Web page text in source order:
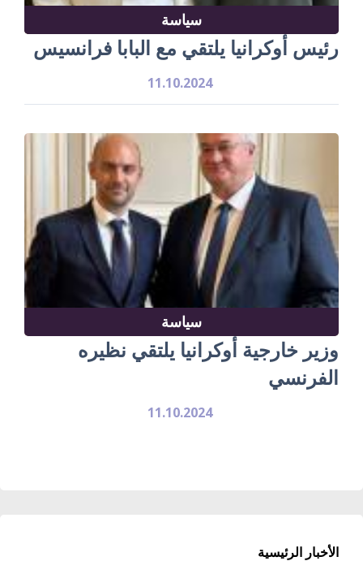
سياسة
رئيس أوكرانيا يلتقي مع البابا فرانسيس
11.10.2024
سياسة
وزير خارجية أوكرانيا يلتقي نظيره
الفرنسي
11.10.2024
الأخبار الرئيسية